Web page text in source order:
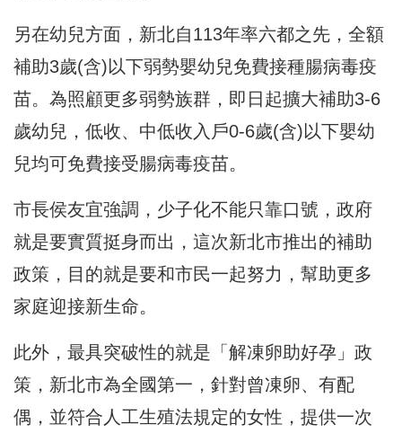
另在幼兒方面，新北自113年率六都之先，全額
補助3歲(含)以下弱勢嬰幼兒免費接種腸病毒疫
苗。為照顧更多弱勢族群，即日起擴大補助3-6
歲幼兒，低收、中低收入戶0-6歲(含)以下嬰幼
兒均可免費接受腸病毒疫苗。
市長侯友宜強調，少子化不能只靠口號，政府
就是要實質挺身而出，這次新北市推出的補助
政策，目的就是要和市民一起努力，幫助更多
家庭迎接新生命。
此外，最具突破性的就是「解凍卵助好孕」政
策，新北市為全國第一，針對曾凍卵、有配
偶，並符合人工生殖法規定的女性，提供一次